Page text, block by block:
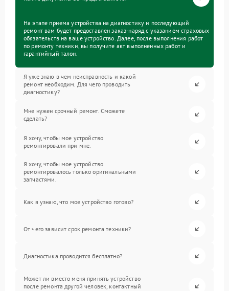
На этапе приема устройства на диагностику и последующий
ремонт вам будет предоставлен заказ-наряд с указанием страховых
обязательств на ваше устройство. Далее, после выполнения работ
по ремонту техники, вы получите акт выполненных работ и
гарантийный талон.
Я уже знаю в чем неисправность и какой
ремонт необходим. Для чего проводить
диагностику?
Мне нужен срочный ремонт. Сможете
сделать?
Я хочу, чтобы мое устройство
ремонтировали при мне.
Я хочу, чтобы мое устройство
ремонтировалось только оригинальными
запчастями.
Как я узнаю, что мое устройство готово?
От чего зависит срок ремонта техники?
Диагностика проводится бесплатно?
Может ли вместо меня принять устройство
после ремонта другой человек, контактный